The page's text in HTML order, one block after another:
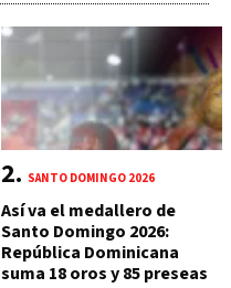
SANTO DOMINGO 2026
Así va el medallero de
Santo Domingo 2026:
República Dominicana
suma 18 oros y 85 preseas